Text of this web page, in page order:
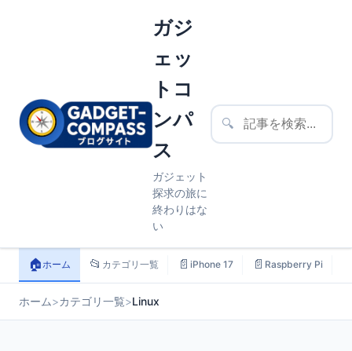
ガジ
ェッ
トコ
ンパ
ス
ガジェット
探求の旅に
終わりはな
い
🔍
🏠ホーム 📂 カテゴリ一覧 📄 iPhone 17 📄 Raspberry Pi
ホーム>カテゴリ一覧>Linux